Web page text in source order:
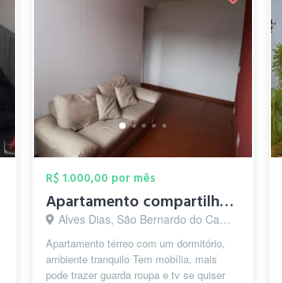
R$ 1.000,00 por mês
Apartamento compartilhado para Mulheres
Alves Dias, São Bernardo do Campo - SP
Apartamento térreo com um dormitório,
ambiente tranquilo Tem mobília, mais
pode trazer guarda roupa e tv se quiser